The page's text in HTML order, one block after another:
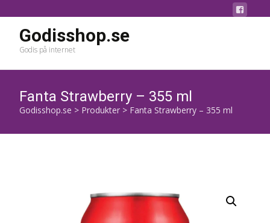
Godisshop.se
Godis på internet
Fanta Strawberry – 355 ml
Godisshop.se > Produkter > Fanta Strawberry – 355 ml